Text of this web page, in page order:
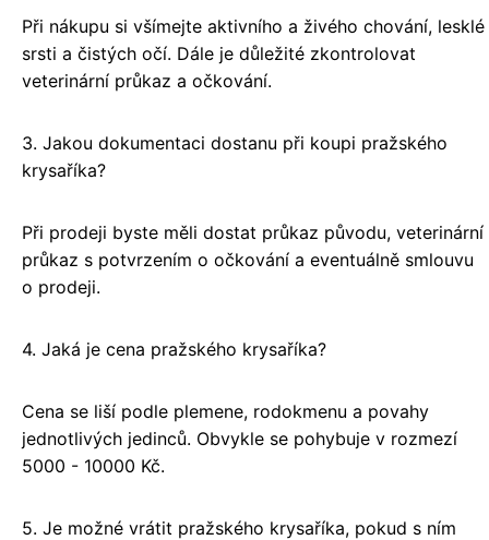
Při nákupu si všímejte aktivního a živého chování, lesklé
srsti a čistých očí. Dále je důležité zkontrolovat
veterinární průkaz a očkování.
3. Jakou dokumentaci dostanu při koupi pražského
krysaříka?
Při prodeji byste měli dostat průkaz původu, veterinární
průkaz s potvrzením o očkování a eventuálně smlouvu
o prodeji.
4. Jaká je cena pražského krysaříka?
Cena se liší podle plemene, rodokmenu a povahy
jednotlivých jedinců. Obvykle se pohybuje v rozmezí
5000 - 10000 Kč.
5. Je možné vrátit pražského krysaříka, pokud s ním